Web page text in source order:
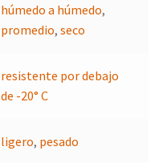
húmedo a húmedo,
promedio,seco
resistente por debajo
de -20° C
ligero, pesado